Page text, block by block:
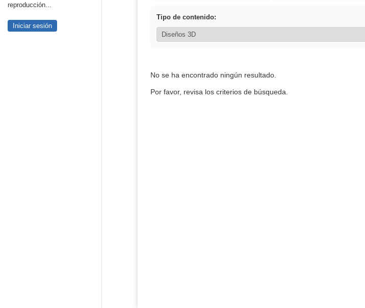
reproducción...
Iniciar sesión
Tipo de contenido:
No se ha encontrado ningún resultado.
Por favor, revisa los criterios de búsqueda.